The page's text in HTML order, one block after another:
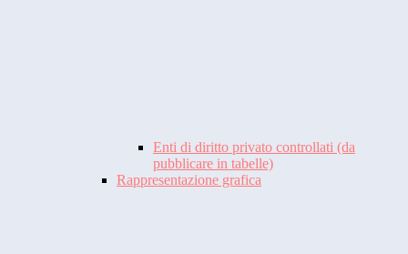
Enti di diritto privato controllati (da
pubblicare in tabelle)
Rappresentazione grafica